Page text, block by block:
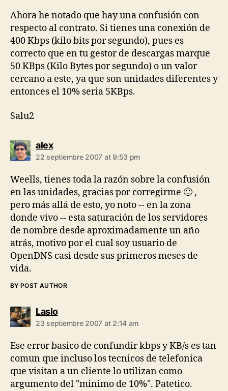
Ahora he notado que hay una confusión con
respecto al contrato. Si tienes una conexión de
400 Kbps (kilo bits por segundo), pues es
correcto que en tu gestor de descargas marque
50 KBps (Kilo Bytes por segundo) o un valor
cercano a este, ya que son unidades diferentes y
entonces el 10% seria 5KBps.
Salu2
alexsays:
22 septiembre 2007 at 9:53 pm
Weells, tienes toda la razón sobre la confusión
en las unidades, gracias por corregirme 🙂 ,
pero más allá de esto, yo noto -- en la zona
donde vivo -- esta saturación de los servidores
de nombre desde aproximadamente un año
atrás, motivo por el cual soy usuario de
OpenDNS casi desde sus primeros meses de
vida.
BY POST AUTHOR
Laslosays:
23 septiembre 2007 at 2:14 am
Ese error basico de confundir kbps y KB/s es tan
comun que incluso los tecnicos de telefonica
que visitan a un cliente lo utilizan como
argumento del "minimo de 10%". Patetico.